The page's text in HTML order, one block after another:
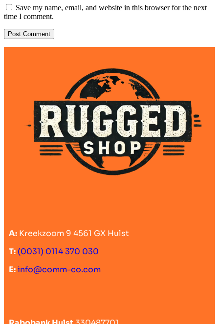
Save my name, email, and website in this browser for the next
time I comment.
A: Kreekzoom 9 4561 GX Hulst
T: (0031) 0114 370 030
E:info@comm-co.com